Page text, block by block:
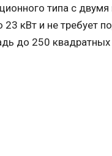
типа с
кВт и не требует
до 250